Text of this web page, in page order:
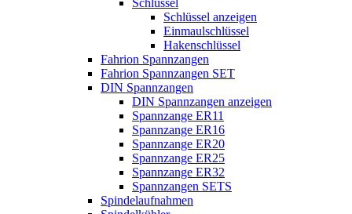
Schlüssel anzeigen
Einmaulschlüssel
Hakenschlüssel
Fahrion Spannzangen
Fahrion Spannzangen SET
DIN Spannzangen
DIN Spannzangen anzeigen
Spannzange ER11
Spannzange ER16
Spannzange ER20
Spannzange ER25
Spannzange ER32
Spannzangen SETS
Spindelaufnahmen